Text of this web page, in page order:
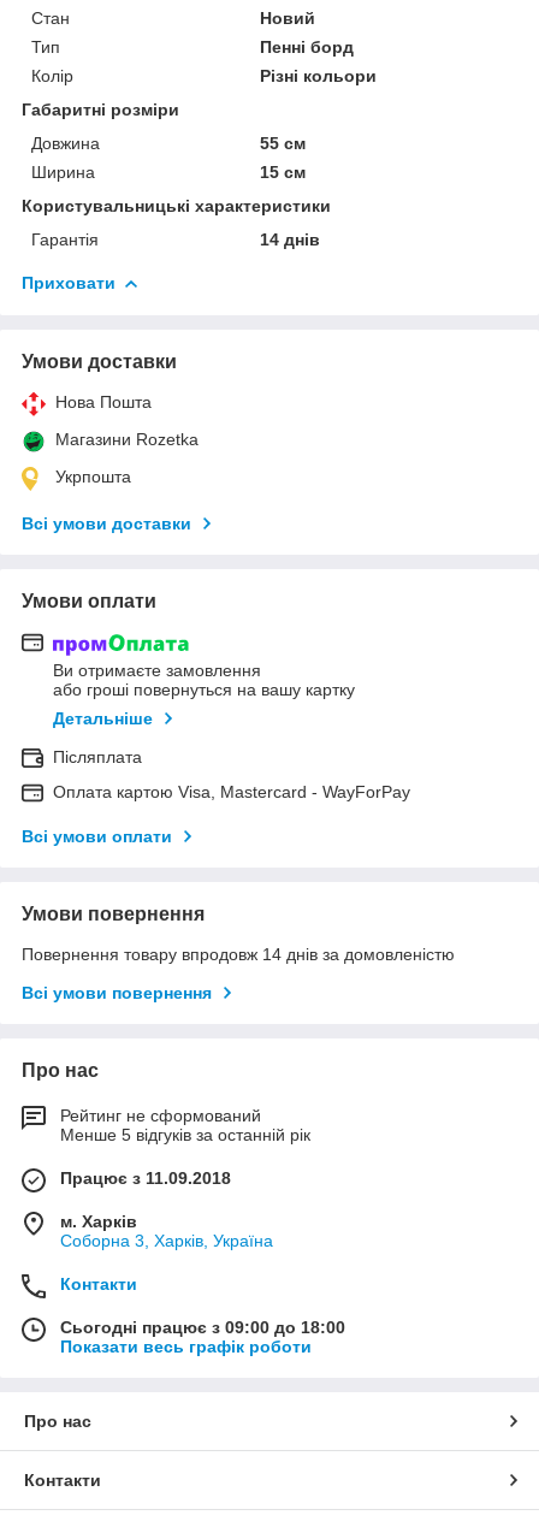
Стан
Новий
Тип
Пенні борд
Колір
Різні кольори
Габаритні розміри
Довжина
55 см
Ширина
15 см
Користувальницькі характеристики
Гарантія
14 днів
Приховати
Умови доставки
Нова Пошта
Магазини Rozetka
Укрпошта
Всі умови доставки
Умови оплати
Ви отримаєте замовлення
або гроші повернуться на вашу картку
Детальніше
Післяплата
Оплата картою Visa, Mastercard - WayForPay
Всі умови оплати
Умови повернення
Повернення товару впродовж 14 днів за домовленістю
Всі умови повернення
Про нас
Рейтинг не сформований
Менше 5 відгуків за останній рік
Працює з 11.09.2018
м. Харків
Соборна 3, Харків, Україна
Контакти
Сьогодні працює з 09:00 до 18:00
Показати весь графік роботи
Про нас
Контакти